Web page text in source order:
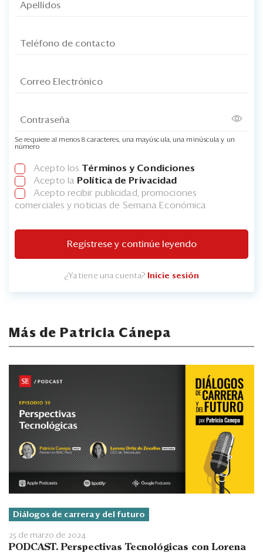
Se requiere al menos 8 caracteres, una mayúscula, una minúscula y un
número
Acepto los Términos y Condiciones
Acepto la Política de Privacidad
Acepto recibir publicidad, promociones
comerciales y noticias de Semana Económica
Regístrese y continúe leyendo
¿Ya tiene una cuenta? Inicie sesión
Más de Patricia Cánepa
Diálogos de carrera y del futuro
25 de marzo de 2024
PODCAST. Perspectivas Tecnológicas con Lorena